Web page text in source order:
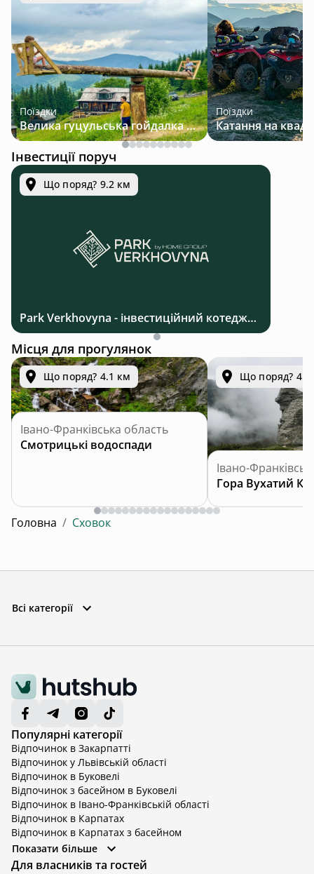
Поїздки
Велика гуцульська гойдалка — джип-тур у Карпатах
Поїздки
Інвестиції поруч
Що поряд? 9.2 км
Park Verkhovyna - інвестиційний котеджний комплекс біля Верховини в Карпатах
Місця для прогулянок
Що поряд? 4.1 км
Івано-Франківська область
Смотрицькі водоспади
Що поряд? 4.9
Івано-
Гора Вухатий
Головна / Сховок
Всі категорії
Популярні категорії
Відпочинок в Закарпатті
Відпочинок у Львівській області
Відпочинок в Буковелі
Відпочинок з басейном в Буковелі
Відпочинок в Івано-Франківській області
Відпочинок в Карпатах
Відпочинок в Карпатах з басейном
Відпочинок в Київській області
Відпочинок в Київській області з басейном
Показати більше
Для власників та гостей